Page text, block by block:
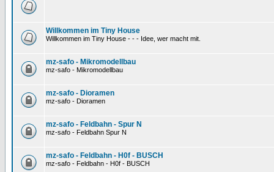
Willkommen im Tiny House
Willkommen im Tiny House - - - Idee, wer macht mit.
mz-safo - Mikromodellbau
mz-safo - Mikromodellbau
mz-safo - Dioramen
mz-safo - Dioramen
mz-safo - Feldbahn - Spur N
mz-safo - Feldbahn Spur N
mz-safo - Feldbahn - H0f - BUSCH
mz-safo - Feldbahn - H0f - BUSCH